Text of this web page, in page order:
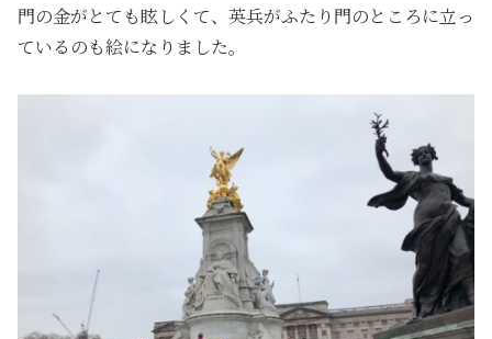
門の金がとても眩しくて、英兵がふたり門のところに立っ
ているのも絵になりました。